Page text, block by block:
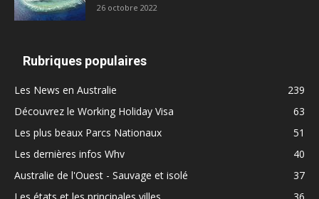
26 octobre 2022
Rubriques populaires
Les News en Australie
239
Découvrez le Working Holiday Visa
63
Les plus beaux Parcs Nationaux
51
Les dernières infos Whv
40
Australie de l'Ouest - Sauvage et isolé
37